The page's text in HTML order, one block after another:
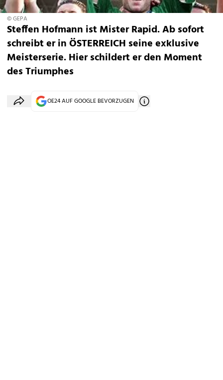
© GEPA
Steffen Hofmann ist Mister Rapid. Ab sofort
schreibt er in ÖSTERREICH seine exklusive
Meisterserie. Hier schildert er den Moment
des Triumphes
OE24 AUF GOOGLE BEVORZUGEN